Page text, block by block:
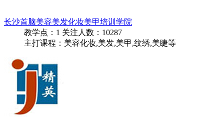
长沙首脑美容美发化妆美甲培训学院
教学点： 1 关注人数： 10287
主打课程：美容化妆,美发,美甲,纹绣,美睫等